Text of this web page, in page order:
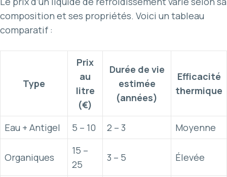
composition et ses propriétés. Voici un tableau
comparatif :
Type
Prix
au
litre
(€)
Durée de vie
estimée
(années)
Efficacité
thermique
Eau + Antigel 5 – 10 2 – 3 Moyenne
Organiques
15 –
25
3 – 5 Élevée